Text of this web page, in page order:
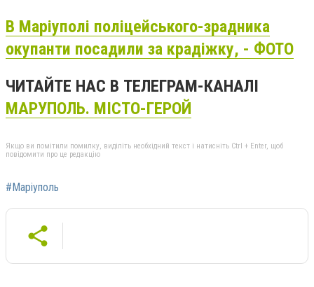
В Маріуполі поліцейського-зрадника
окупанти посадили за крадіжку, - ФОТО
ЧИТАЙТЕ НАС В ТЕЛЕГРАМ-КАНАЛІ
МАРУПОЛЬ. МІСТО-ГЕРОЙ
Якщо ви помітили помилку, виділіть необхідний текст і натисніть Ctrl + Enter, щоб
повідомити про це редакцію
#Маріуполь